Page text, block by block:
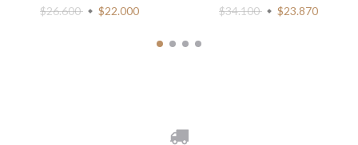
$26.600
$22.000
$34.100
$23.870